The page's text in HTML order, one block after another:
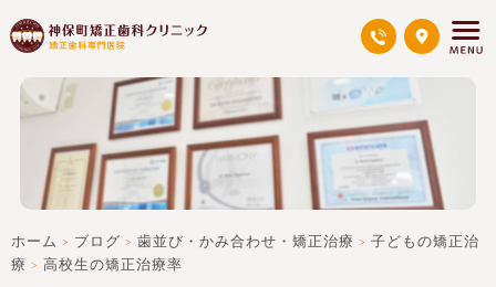
ホーム > ブログ > 歯並び・かみ合わせ・矯正治療 > 子どもの矯正治
療 > 高校生の矯正治療率